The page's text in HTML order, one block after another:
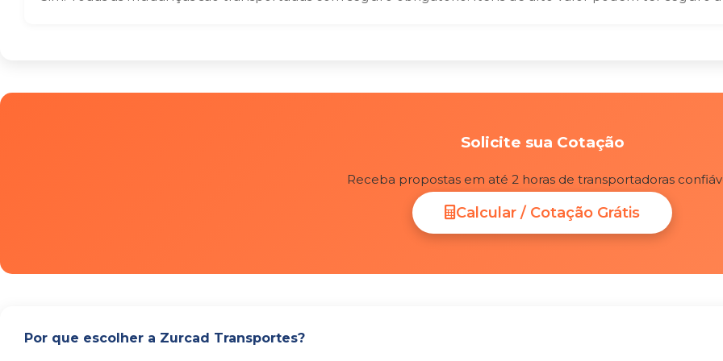
Solicite sua Cotação
Receba propostas em até 2 horas de transportadoras
Calcular / Cotação Grátis
Por que escolher a Zurcad Transportes?